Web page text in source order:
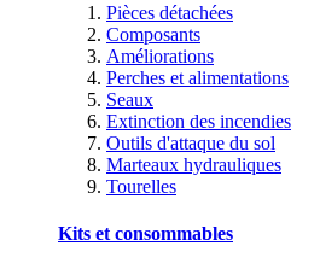
Pièces détachées
Composants
Améliorations
Perches et alimentations
Seaux
Extinction des incendies
Outils d'attaque du sol
Marteaux hydrauliques
Tourelles
Kits et consommables